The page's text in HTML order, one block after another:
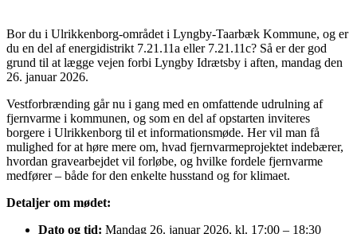
Bor du i Ulrikkenborg-området i Lyngby-Taarbæk Kommune, og er
du en del af energidistrikt 7.21.11a eller 7.21.11c? Så er der god
grund til at lægge vejen forbi Lyngby Idrætsby i aften, mandag den
26. januar 2026.
Vestforbrænding går nu i gang med en omfattende udrulning af
fjernvarme i kommunen, og som en del af opstarten inviteres
borgere i Ulrikkenborg til et informationsmøde. Her vil man få
mulighed for at høre mere om, hvad fjernvarmeprojektet indebærer,
hvordan gravearbejdet vil forløbe, og hvilke fordele fjernvarme
medfører – både for den enkelte husstand og for klimaet.
Detaljer om mødet:
Dato og tid: Mandag 26. januar 2026, kl. 17:00 – 18:30